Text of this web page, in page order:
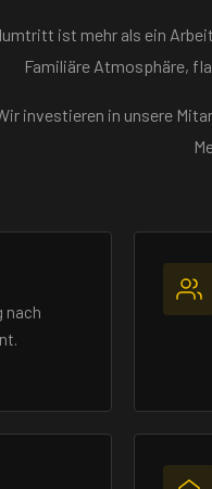
ist mehr als ein
Familiäre Atmosphäre,
investieren in unsere
nach